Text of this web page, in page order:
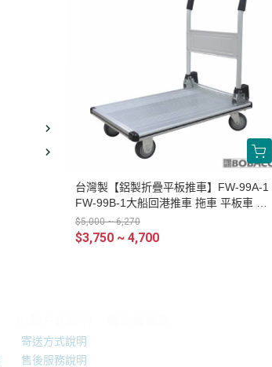
台灣製【鋁製折疊平板推車】FW-99A-1
FW-99B-1大船回港推車 拖車 平板車 手
拉車 搬貨車 工作車 搬運車
$5,000 ~ 6,270
$3,750 ~ 4,700
寄送方式說明
售後服務說明